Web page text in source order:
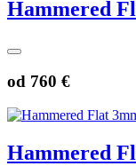
Hammered
od 760 €
Hammered